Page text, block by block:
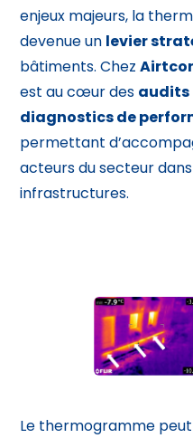
enjeux majeurs, la
devenue un levier
bâtiments. Chez
est au cœur des audits
diagnostics de
permettant
acteurs du secteur
infrastructures.
Le thermogramme